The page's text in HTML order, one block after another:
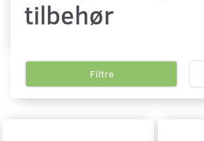
tilbehør
Filtre